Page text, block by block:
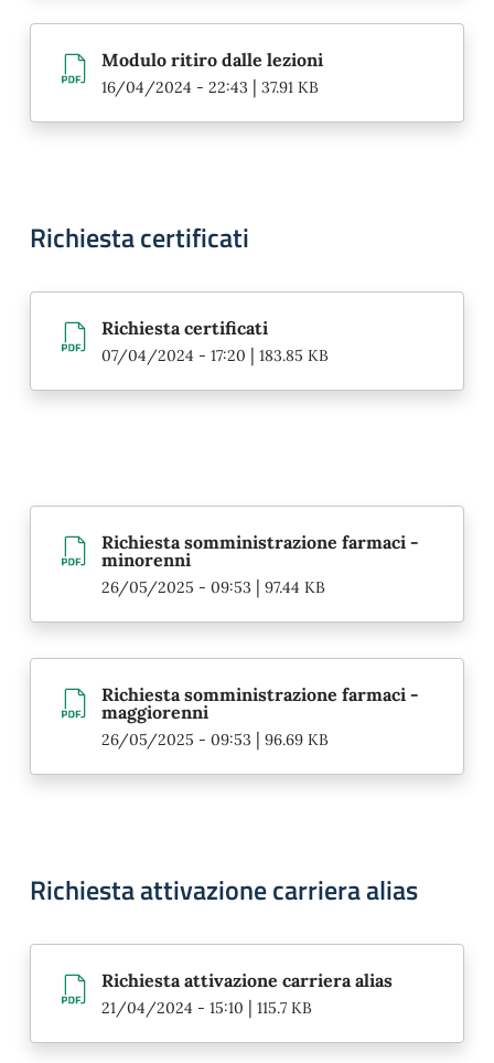
Modulo ritiro dalle lezioni
16/04/2024 - 22:43 | 37.91 KB
Richiesta certificati
Richiesta certificati
07/04/2024 - 17:20 | 183.85 KB
Richiesta somministrazione farmaci -
minorenni
26/05/2025 - 09:53 | 97.44 KB
Richiesta somministrazione farmaci -
maggiorenni
26/05/2025 - 09:53 | 96.69 KB
Richiesta attivazione carriera alias
Richiesta attivazione carriera alias
21/04/2024 - 15:10 | 115.7 KB